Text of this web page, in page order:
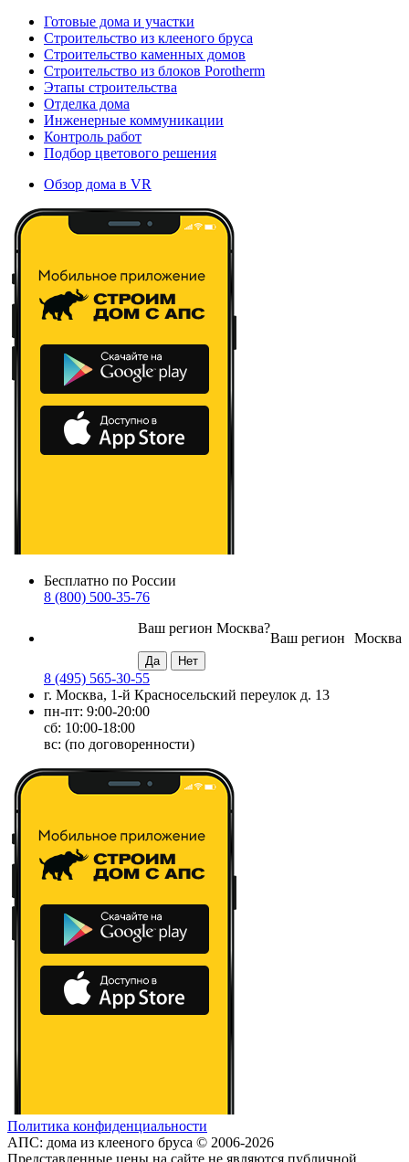
Готовые дома и участки
Строительство из клееного бруса
Строительство каменных домов
Строительство из блоков Porotherm
Этапы строительства
Отделка дома
Инженерные коммуникации
Контроль работ
Подбор цветового решения
Обзор дома в VR
Бесплатно по России
8 (800) 500-35-76
Москва
Ваш регион
Ваш регион Москва?
8 (495) 565-30-55
г. Москва, 1-й Красносельский переулок д. 13
пн-пт: 9:00-20:00
сб: 10:00-18:00
вс: (по договоренности)
Политика конфиденциальности
АПС: дома из клееного бруса © 2006-2026